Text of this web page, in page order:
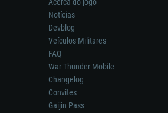
Notícias
Devblog
Veículos Militares
FAQ
War Thunder Mobile
Changelog
Convites
Gaijin Pass